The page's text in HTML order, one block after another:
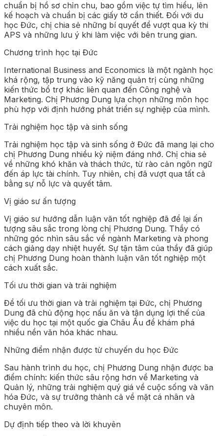
chuẩn bị hồ sơ chỉn chu, bao gồm việc tự tìm hiểu, lên
kế hoạch và chuẩn bị các giấy tờ cần thiết. Đối với du
học Đức, chị chia sẻ những bí quyết để vượt qua kỳ thi
APS và những lưu ý khi làm việc với bên trung gian.
Chương trình học tại Đức
International Business and Economics là một ngành học
khá rộng, tập trung vào kỹ năng quản trị cùng những
kiến thức bổ trợ khác liên quan đến Công nghệ và
Marketing. Chị Phương Dung lựa chọn những môn học
phù hợp với định hướng phát triển sự nghiệp của mình.
Trải nghiệm học tập và sinh sống
Trải nghiệm học tập và sinh sống ở Đức đã mang lại cho
chị Phương Dung nhiều kỷ niệm đáng nhớ. Chị chia sẻ
về những khó khăn và thách thức, từ rào cản ngôn ngữ
đến áp lực tài chính. Tuy nhiên, chị đã vượt qua tất cả
bằng sự nỗ lực và quyết tâm.
Vị giáo sư ấn tượng
Vị giáo sư hướng dẫn luận văn tốt nghiệp đã để lại ấn
tượng sâu sắc trong lòng chị Phương Dung. Thầy có
những góc nhìn sâu sắc về ngành Marketing và phong
cách giảng dạy nhiệt huyết. Sự tận tâm của thầy đã giúp
chị Phương Dung hoàn thành luận văn tốt nghiệp một
cách xuất sắc.
Tối ưu thời gian và trải nghiệm
Để tối ưu thời gian và trải nghiệm tại Đức, chị Phương
Dung đã chủ động học nấu ăn và tận dụng lợi thế của
việc du học tại một quốc gia Châu Âu để khám phá
nhiều nền văn hóa khác nhau.
Những điểm nhận được từ chuyến du học Đức
Sau hành trình du học, chị Phương Dung nhận được ba
điểm chính: kiến thức sâu rộng hơn về Marketing và
Quản lý, những trải nghiệm quý giá về cuộc sống và văn
hóa Đức, và sự trưởng thành cả về mặt cá nhân và
chuyên môn.
Dự định tiếp theo và lời khuyên